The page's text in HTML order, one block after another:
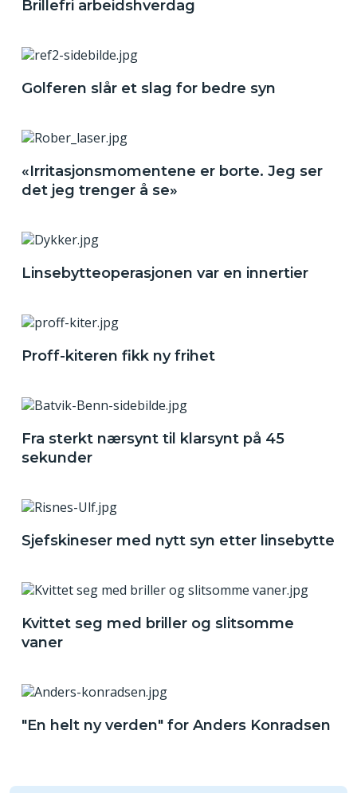
Brillefri arbeidshverdag
Golferen slår et slag for bedre syn
«Irritasjonsmomentene er borte. Jeg ser
det jeg trenger å se»
Linsebytteoperasjonen var en innertier
Proff-kiteren fikk ny frihet
Fra sterkt nærsynt til klarsynt på 45
sekunder
Sjefskineser med nytt syn etter linsebytte
Kvittet seg med briller og slitsomme
vaner
"En helt ny verden" for Anders Konradsen